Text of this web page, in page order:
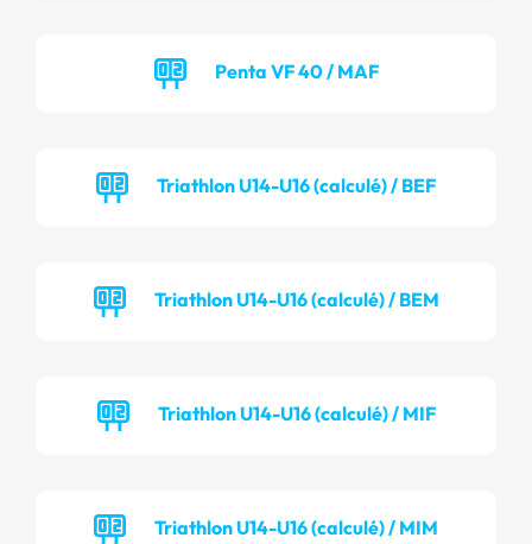
Penta VF 40 / MAF
Triathlon U14-U16 (calculé) / BEF
Triathlon U14-U16 (calculé) / BEM
Triathlon U14-U16 (calculé) / MIF
Triathlon U14-U16 (calculé) / MIM